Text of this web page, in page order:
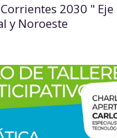
2030 "
y Noroeste